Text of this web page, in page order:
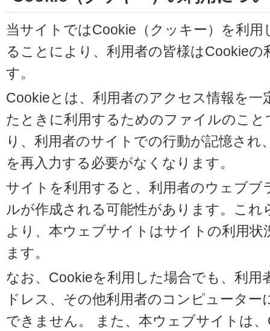
当サイトではCookie（クッキー）を利
ることにより、利用者の皆様はCookie
す。
Cookieとは、利用者のアクセス情報を
たときに利用するためのファイルのこ
り、利用者のサイトでの行動が記憶さ
を再入力する必要がなくなります。
サイトを利用すると、利用者のウェブ
ルが作成される可能性があります。こ
より、本ウェブサイトはサイトの利用
ます。
なお、Cookieを利用した場合でも、利用
ドレス、その他利用者のコンピュータ
できません。 また、本ウェブサイトは